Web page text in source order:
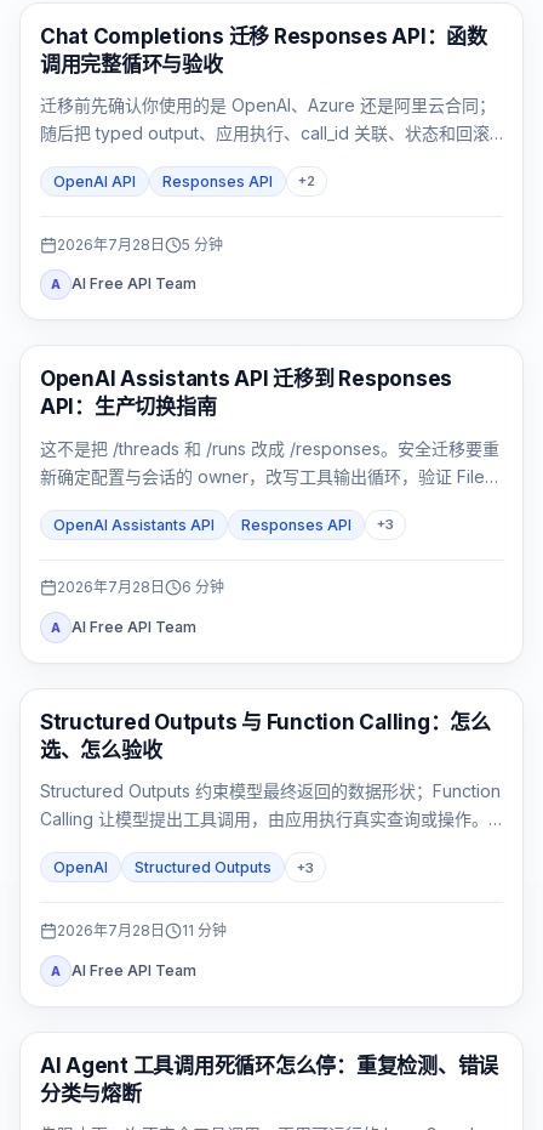
API 指南
Chat Completions 迁移 Responses API：函数
调用完整循环与验收
迁移前先确认你使用的是 OpenAI、Azure 还是阿里云合同；
随后把 typed output、应用执行、call_id 关联、状态和回滚
OpenAI API Responses API +2
2026年7月28日 5 分钟
A AI Free API Team
API 指南
OpenAI Assistants API 迁移到 Responses
API：生产切换指南
这不是把 /threads 和 /runs 改成 /responses。安全迁移要重
新确定配置与会话的 owner，改写工具输出循环，验证 File
换。
OpenAI Assistants API Responses API +3
2026年7月28日 6 分钟
A AI Free API Team
OpenAI API
Structured Outputs 与 Function Calling：怎么
选、怎么验收
Structured Outputs 约束模型最终返回的数据形状；Function
Calling 让模型提出工具调用，由应用执行真实查询或操作。
需要先查数据再返回固定 UI 对象时，才使用两者组合。
OpenAI Structured Outputs +3
2026年7月28日 11 分钟
A AI Free API Team
AI API
AI Agent 工具调用死循环怎么停：重复检测、错误
分类与熔断